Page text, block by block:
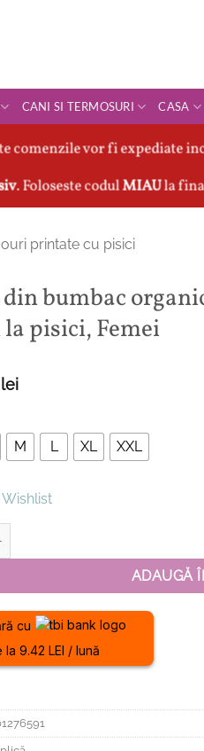
CANI SI TERMOSURI CASA
comenzile vor fi expediate
. Foloseste codulMIAUla
printate cu pisici
bumbac
pisici, Femei
lei
M L XL XXL
ADAUGĂ
cu
la 9.42 LEI / lună